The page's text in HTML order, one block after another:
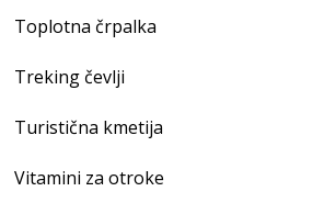
Toplotna črpalka
Treking čevlji
Turistična kmetija
Vitamini za otroke